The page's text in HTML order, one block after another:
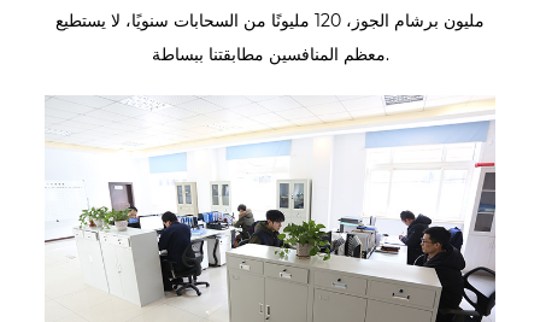
مليون برشام الجوز، 120 مليونًا من السحابات سنويًا، لا يستطيع
معظم المنافسين مطابقتنا ببساطة.